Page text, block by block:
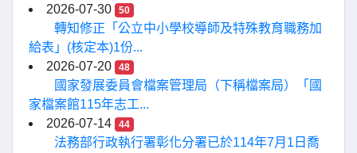
2026-07-30
50
轉知修正「公立中小學校導師及特殊教育職務加
給表」(核定本)1份...
2026-07-20
48
國家發展委員會檔案管理局（下稱檔案局）「國
家檔案館115年志工...
2026-07-14
44
法務部行政執行署彰化分署已於114年7月1日喬